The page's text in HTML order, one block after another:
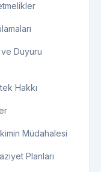
ve Duyuru
Hakkı
Müdahalesi
Planları